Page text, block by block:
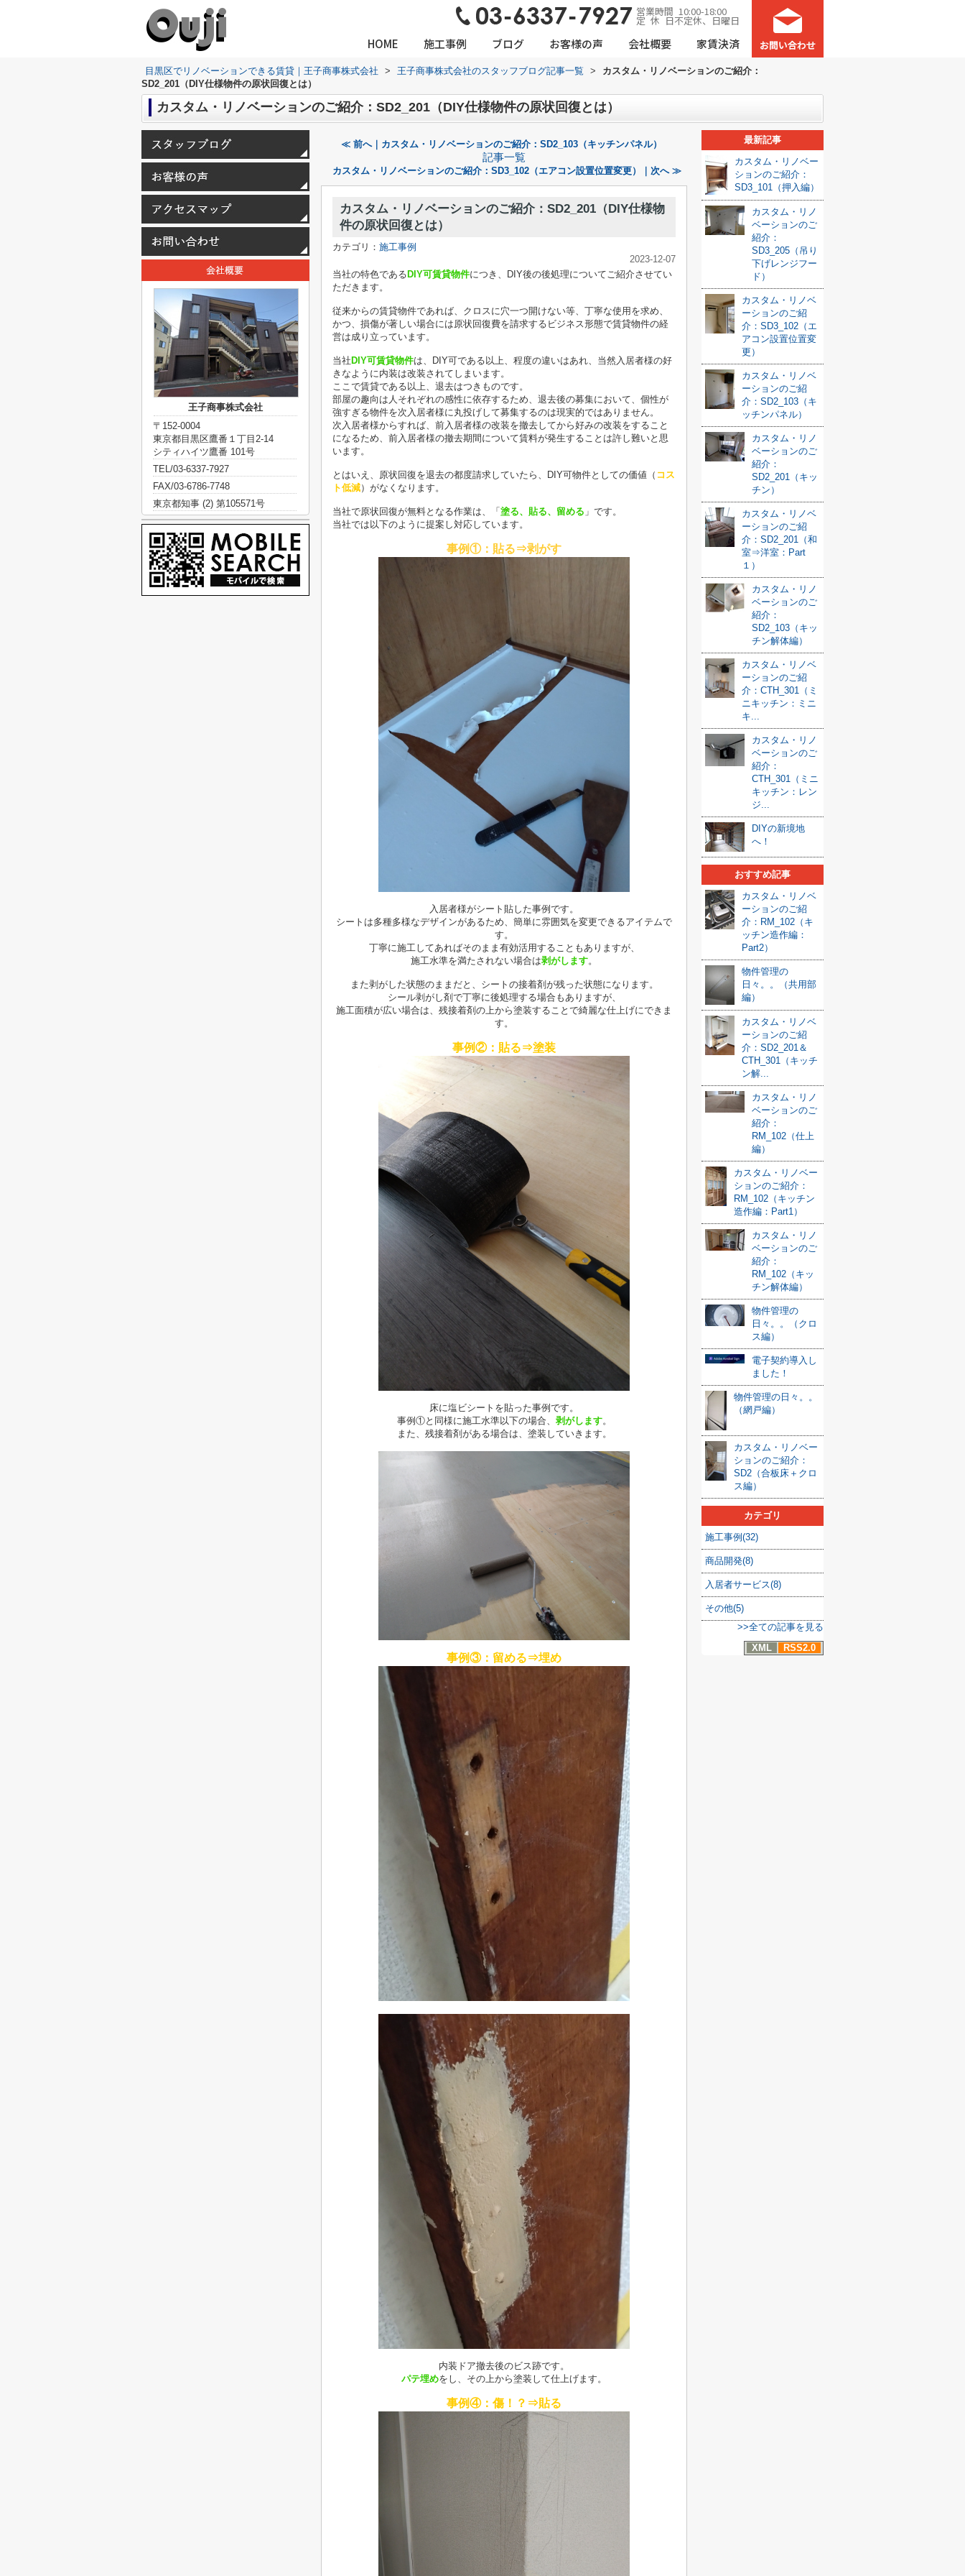
営業時間 10:00-18:00
定 休 日不定休、日曜日
HOME 施工事例 ブログ お客様の声 会社概要 家賃決済
目黒区でリノベーションできる賃貸｜王子商事株式会社 > 王子商事株式会社のスタッフブログ記事一覧 >
カスタム・リノベーションのご紹介：
SD2_201（DIY仕様物件の原状回復とは）
カスタム・リノベーションのご紹介：SD2_201（DIY仕様物件の原状回復とは）
≪ 前へ｜カスタム・リノベーションのご紹介：SD2_103（キッチンパネル）
記事一覧
カスタム・リノベーションのご紹介：SD3_102（エアコン設置位置変更）｜次へ ≫
カスタム・リノベーションのご紹介：SD2_201（DIY仕様物
件の原状回復とは）
カテゴリ： 施工事例
2023-12-07
当社の特色である DIY可賃貸物件につき、DIY後の後処理についてご紹介させてい
ただきます。
従来からの賃貸物件であれば、クロスに穴一つ開けない等、丁寧な使用を求め、
かつ、損傷が著しい場合には原状回復費を請求するビジネス形態で賃貸物件の経
営は成り立っています。
当社 DIY可賃貸物件は、DIY可である以上、程度の違いはあれ、当然入居者様の好
きなように内装は改装されてしまいます。
ここで賃貸である以上、退去はつきものです。
部屋の趣向は人それぞれの感性に依存するため、退去後の募集において、個性が
強すぎる物件を次入居者様に丸投げして募集するのは現実的ではありません。
次入居者様からすれば、前入居者様の改装を撤去してから好みの改装をすること
になるため、前入居者様の撤去期間について賃料が発生することは許し難いと思
います。
とはいえ、原状回復を退去の都度請求していたら、DIY可物件としての価値（ コス
ト低減）がなくなります。
当社で原状回復が無料となる作業は、「 塗る、貼る、留める 」です。
当社では以下のように提案し対応しています。
事例①：貼る⇒剥がす
入居者様がシート貼した事例です。
シートは多種多様なデザインがあるため、簡単に雰囲気を変更できるアイテムで
す。
丁寧に施工してあればそのまま有効活用することもありますが、
施工水準を満たされない場合は剥がします。
また剥がした状態のままだと、シートの接着剤が残った状態になります。
シール剥がし剤で丁寧に後処理する場合もありますが、
施工面積が広い場合は、残接着剤の上から塗装することで綺麗な仕上げにできま
す。
事例②：貼る⇒塗装
床に塩ビシートを貼った事例です。
事例①と同様に施工水準以下の場合、 剥がします。
また、残接着剤がある場合は、塗装していきます。
事例③：留める⇒埋め
内装ドア撤去後のビス跡です。
パテ埋めをし、その上から塗装して仕上げます。
事例④：傷！？⇒貼る
最新記事
カスタム・リノベー
ションのご紹介：
SD3_101（押入編）
カスタム・リノ
ベーションのご
紹介：
SD3_205（吊り
下げレンジフー
ド）
カスタム・リノベ
ーションのご紹
介：SD3_102（エ
アコン設置位置変
更）
カスタム・リノベ
ーションのご紹
介：SD2_103（キ
ッチンパネル）
カスタム・リノ
ベーションのご
紹介：
SD2_201（キッ
チン）
カスタム・リノベ
ーションのご紹
介：SD2_201（和
室⇒洋室：Part
１）
カスタム・リノ
ベーションのご
紹介：
SD2_103（キッ
チン解体編）
カスタム・リノベ
ーションのご紹
介：CTH_301（ミ
ニキッチン：ミニ
キ...
カスタム・リノ
ベーションのご
紹介：
CTH_301（ミニ
キッチン：レン
ジ...
DIYの新境地
へ！
おすすめ記事
カスタム・リノベ
ーションのご紹
介：RM_102（キ
ッチン造作編：
Part2）
物件管理の
日々。。（共用部
編）
カスタム・リノベ
ーションのご紹
介：SD2_201＆
CTH_301（キッチ
ン解...
カスタム・リノ
ベーションのご
紹介：
RM_102（仕上
編）
カスタム・リノベー
ションのご紹介：
RM_102（キッチン
造作編：Part1）
カスタム・リノ
ベーションのご
紹介：
RM_102（キッ
チン解体編）
物件管理の
日々。。（クロ
ス編）
電子契約導入し
ました！
物件管理の日々。。
（網戸編）
カスタム・リノベー
ションのご紹介：
SD2（合板床＋クロ
ス編）
カテゴリ
施工事例(32)
商品開発(8)
入居者サービス(8)
その他(5)
>>全ての記事を見る
XML
RSS2.0
王子商事株式会社
〒152-0004
東京都目黒区鷹番１丁目2-14
シティハイツ鷹番 101号
TEL/03-6337-7927
FAX/03-6786-7748
東京都知事 (2) 第105571号